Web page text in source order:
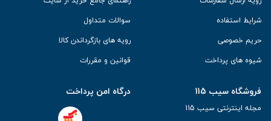
شرایط استفاده
حریم خصوصی
شیوه های پرداخت
سوالات متداول
رویه های بازگرداندن کالا
قوانین و مقررات
فروشگاه سیب 115
مجله اینترنتی سیب 115
درگاه امن پرداخت